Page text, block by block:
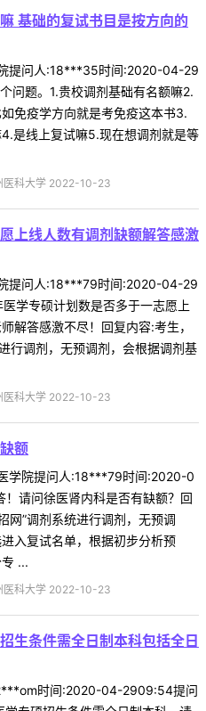
基础的复试书目是按方向的
提问人:18***35时间:2020-04-29
问题。1.贵校调剂基础有名额嘛2.
免疫学方向就是考免疫这本书3.
是线上复试嘛5.现在想调剂就是等
医科大学 2022-10-23
上线人数有调剂缺额解答感激
提问人:18***79时间:2020-04-29
学专硕计划数是否多于一志愿上
解答感激不尽！回复内容:考生，
行调剂，无预调剂，会根据调剂基
医科大学 2022-10-23
额
学院提问人:18***79时间:2020-0
请问徐医肾内科是否有缺额？回
网”调剂系统进行调剂，无预调
入复试名单，根据初步分析预
...
医科大学 2022-10-23
生条件需全日制本科包括全日
时间:2020-04-2909:54提问